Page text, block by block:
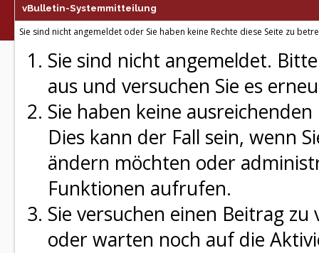
vBulletin-Systemmitteilung
Sie sind nicht angemeldet oder Sie haben keine Rechte diese Seite zu
Sie sind nicht angemeldet.
aus und versuchen Sie es
Sie haben keine
Dies kann der Fall sein, wenn
ändern möchten oder
Funktionen aufrufen.
Sie versuchen einen Beitrag
oder warten noch auf die